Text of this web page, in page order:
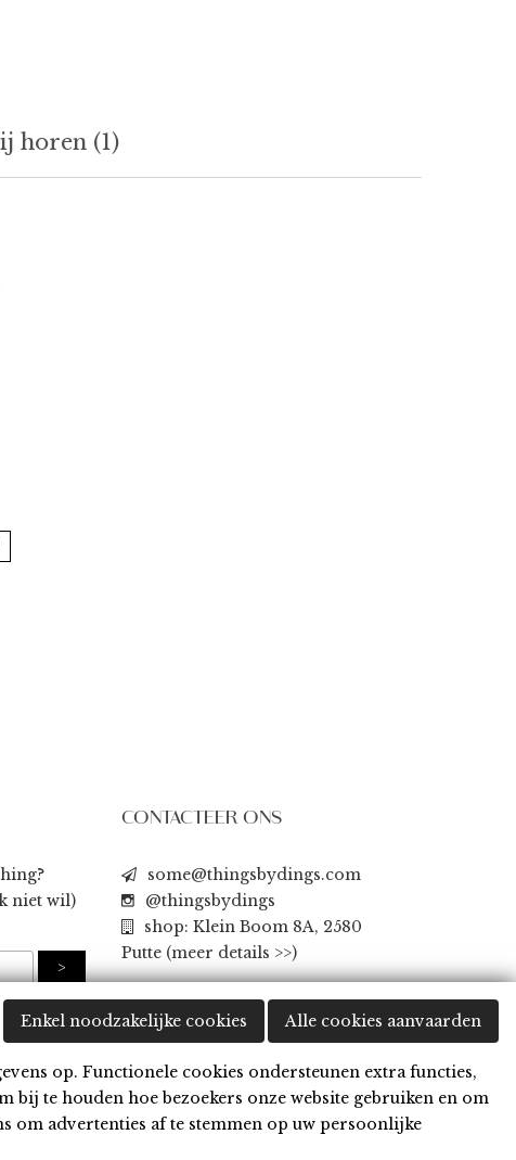
horen (1)
Enkel noodzakelijke cookies Alle cookies aanvaarden
op. Functionele cookies ondersteunen extra functies,
te houden hoe bezoekers onze website gebruiken en om
om advertenties af te stemmen op uw persoonlijke
niet wil)
CONTACTEER ONS
some@thingsbydings.com
@thingsbydings
shop: Klein Boom 8A, 2580
Putte (meer details >>)